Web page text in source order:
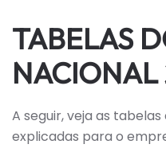
TABELAS
A seguir, veja as
explicadas para o